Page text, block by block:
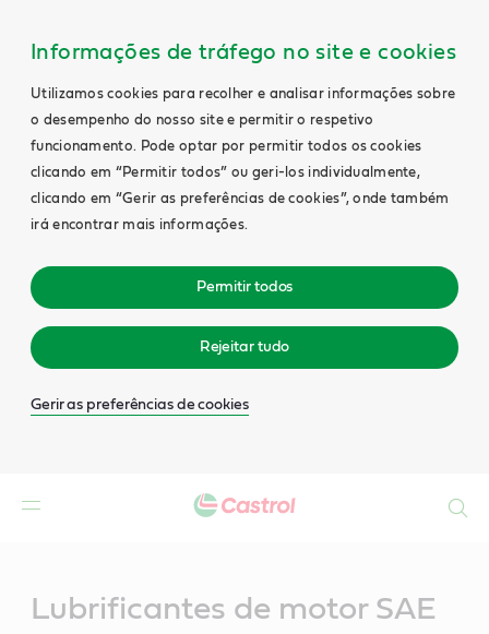
Informações de tráfego no site e cookies
Utilizamos cookies para recolher e analisar informações sobre
o desempenho do nosso site e permitir o respetivo
funcionamento. Pode optar por permitir todos os cookies
clicando em “Permitir todos” ou geri-los individualmente,
clicando em “Gerir as preferências de cookies”, onde também
irá encontrar mais informações.
Permitir todos
Rejeitar tudo
Gerir as preferências de cookies
Lubrificantes de motor SAE